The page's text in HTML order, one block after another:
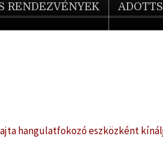
RENDEZVÉNYEK
hangulatfokozó eszközként